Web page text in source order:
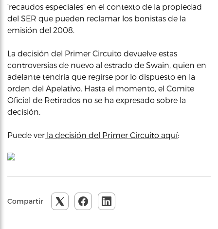
‘recaudos especiales’ en el contexto de la propiedad
del SER que pueden reclamar los bonistas de la
emisión del 2008.
La decisión del Primer Circuito devuelve estas
controversias de nuevo al estrado de Swain, quien en
adelante tendría que regirse por lo dispuesto en la
orden del Apelativo. Hasta el momento, el Comite
Oficial de Retirados no se ha expresado sobre la
decisión.
Puede ver la decisión del Primer Circuito aquí:
Compartir